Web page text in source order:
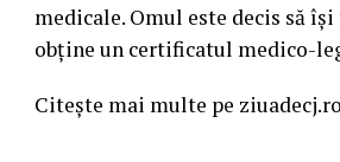
medicale. Omul este decis să
obţine un certificatul medico-
Citește mai multe pe